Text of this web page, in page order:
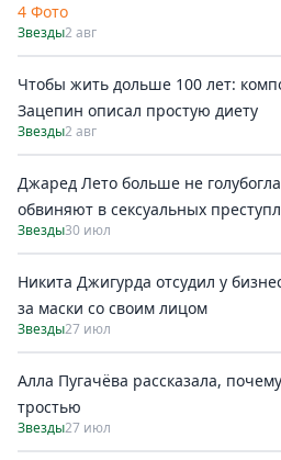
4 Фото
Звезды2 авг
Чтобы жить дольше 100 лет:
Зацепин описал простую диету
Звезды2 авг
Джаред Лето больше не
обвиняют в сексуальных
Звезды30 июл
Никита Джигурда отсудил у
за маски со своим лицом
Звезды27 июл
Алла Пугачёва рассказала,
тростью
Звезды27 июл